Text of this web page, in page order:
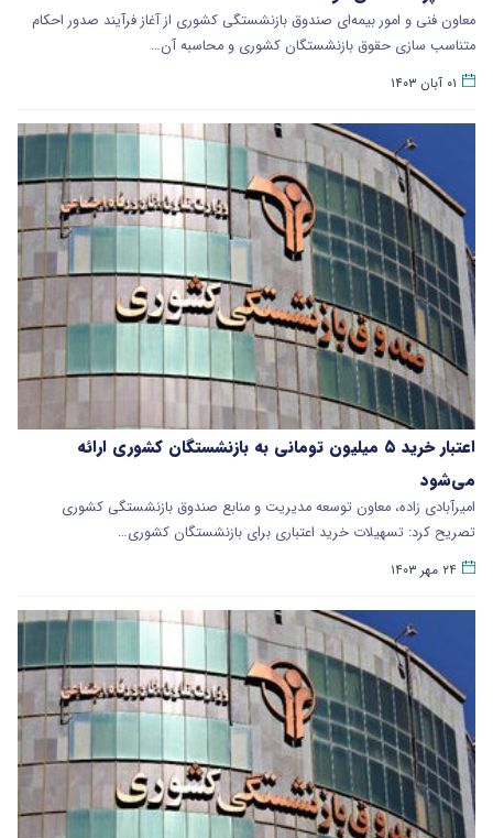
معاون فنی و امور بیمه‌ای صندوق بازنشستگی کشوری از آغاز فرآیند صدور احکام
متناسب سازی حقوق بازنشستگان کشوری و محاسبه آن…
۰۱ آبان ۱۴۰۳
اعتبار خرید ۵ میلیون تومانی به بازنشستگان کشوری ارائه
می‌شود
امیرآبادی زاده، معاون توسعه مدیریت و منابع صندوق بازنشستگی کشوری
تصریح کرد: تسهیلات خرید اعتباری برای بازنشستگان کشوری…
۲۴ مهر ۱۴۰۳